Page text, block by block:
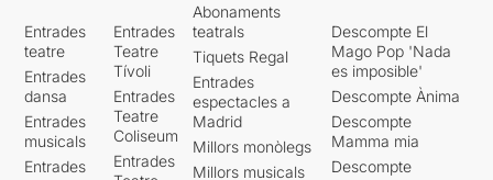
Entrades
teatre
Entrades
dansa
Entrades
musicals
Entrades
Entrades
Teatre
Tívoli
Entrades
Teatre
Coliseum
Entrades
Abonaments
teatrals
Tiquets Regal
Entrades
espectacles a
Madrid
Millors monòlegs
Millors musicals
Descompte El
Mago Pop 'Nada
es imposible'
Descompte Ànima
Descompte
Mamma mia
Descompte